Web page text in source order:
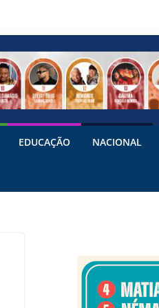
EDUCAÇÃO NACIONAL